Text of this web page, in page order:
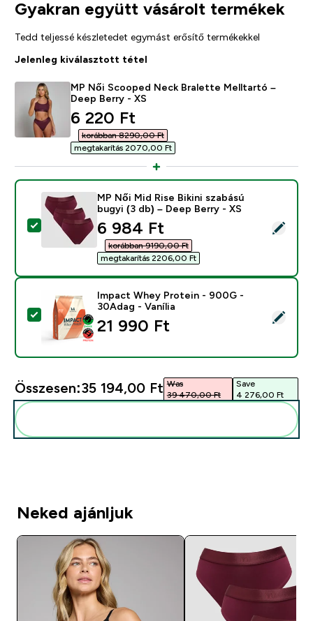
Gyakran együtt vásárolt termékek
Tedd teljessé készletedet egymást erősítő termékekkel
Jelenleg kiválasztott tétel
MP Női Scooped Neck Bralette Melltartó –
Deep Berry - XS
discounted price
6 220 Ft‎
korábban 8290,00 Ft‎
megtakarítás 2070,00 Ft‎
Termék kiválasztása - MP Női Mid Rise Bikini szabású
MP Női Mid Rise Bikini szabású
bugyi (3 db) – Deep Berry - XS
discounted price
6 984 Ft‎
korábban 9190,00 Ft‎
megtakarítás 2206,00 Ft‎
Termék kiválasztása - Impact Whey Protein - 900G -
Impact Whey Protein - 900G -
30Adag - Vanília
21 990 Ft‎
Összesen:35 194,00 Ft‎ Was
39 470,00 Ft‎
Save
4 276,00 Ft‎
Neked ajánljuk